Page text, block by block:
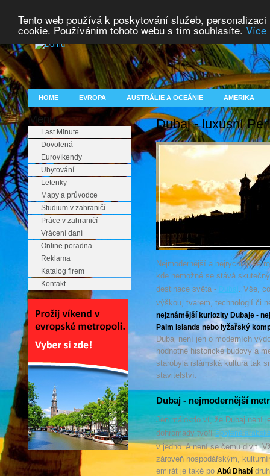
Tento web používá k poskytování služeb,
cookie. Používáním tohoto webu s tím souhlasíte. Více
HOME EVROPA AUSTRÁLIE A OCEÁNIE AMERIKA
Menu
Last Minute
Dovolená
Eurovíkendy
Ubytování
Letenky
Mapy a průvodce
Studium v zahraničí
Práce v zahraničí
Vrácení daní
Online poradna
Reklama
Katalog firem
Kontakt
Dubaj - luxusní
Nejmodernější a nejrychleji se
kde nemožné se stává
destinace světa - Dubaj . Vše,
výškou, tvarem, technologií či
nejznámější kuriozity Dubaje -
Palm Islands nebo lyžařský
Dubaj není jen o moderních
hodnotné historické budovy a
starobylá islámská kultura tak
stavitelství.
Dubaj - nejmodernější
Jen málokdo ví, že Dubaj není
dohromady tvoříSpojené
v jedno. A není se čemu divit.
zároveň hospodářským,
emirát je také po Abú Dhabí